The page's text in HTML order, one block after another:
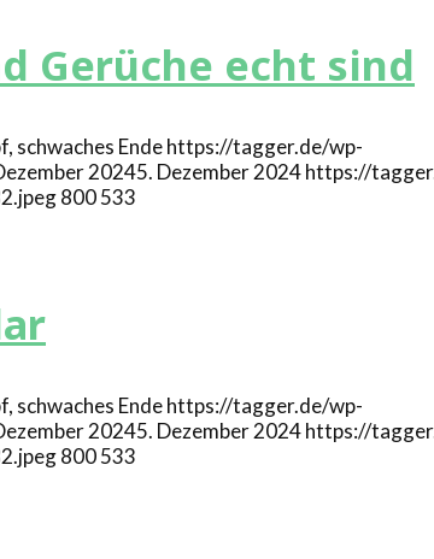
Gerüche echt sind
https://tagger.de/wp-
20245. Dezember 2024https://
800533
https://tagger.de/wp-
20245. Dezember 2024https://
800533